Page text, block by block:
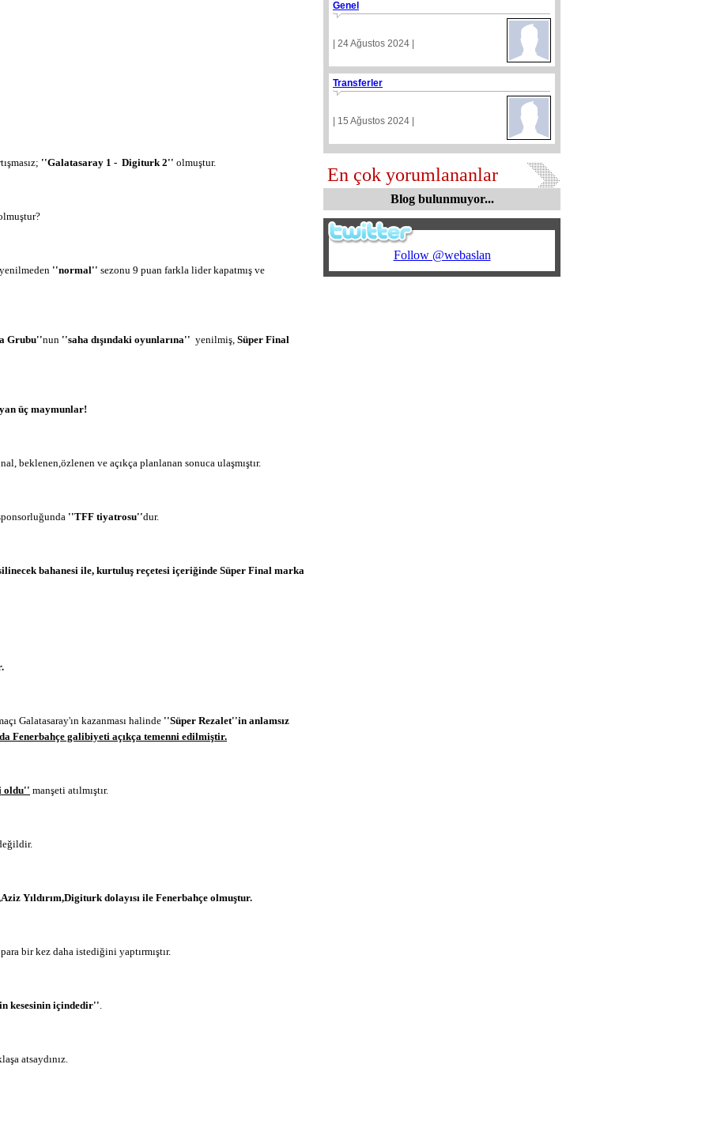
''Galatasaray 1 - Digiturk 2'' olmuştur.
''normal'' sezonu 9 puan farkla lider kapatmış ve
Grubu''nun ''saha dışındaki oyunlarına'' yenilmiş, Süper Final
üç maymunlar!
beklenen,özlenen ve açıkça planlanan sonuca ulaşmıştır.
''TFF tiyatrosu''dur.
bahanesi ile, kurtuluş reçetesi içeriğinde Süper Final marka
Galatasaray'ın kazanması halinde ''Süper Rezalet''in anlamsız
Fenerbahçe galibiyeti açıkça temenni edilmiştir.
oldu'' manşeti atılmıştır.
Yıldırım,Digiturk dolayısı ile Fenerbahçe olmuştur.
bir kez daha istediğini yaptırmıştır.
kesesinin içindedir''.
atsaydınız.
Genel
| 24 Ağustos 2024 |
Transferler
| 15 Ağustos 2024 |
En çok yorumlananlar
Blog bulunmuyor...
Follow @webaslan